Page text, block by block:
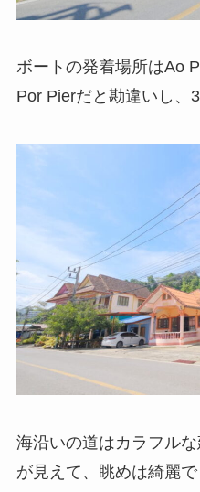
ボートの発着場所はAo
Por Pierだと勘違いし、
海沿いの道はカラフル
が見えて、眺めは綺麗